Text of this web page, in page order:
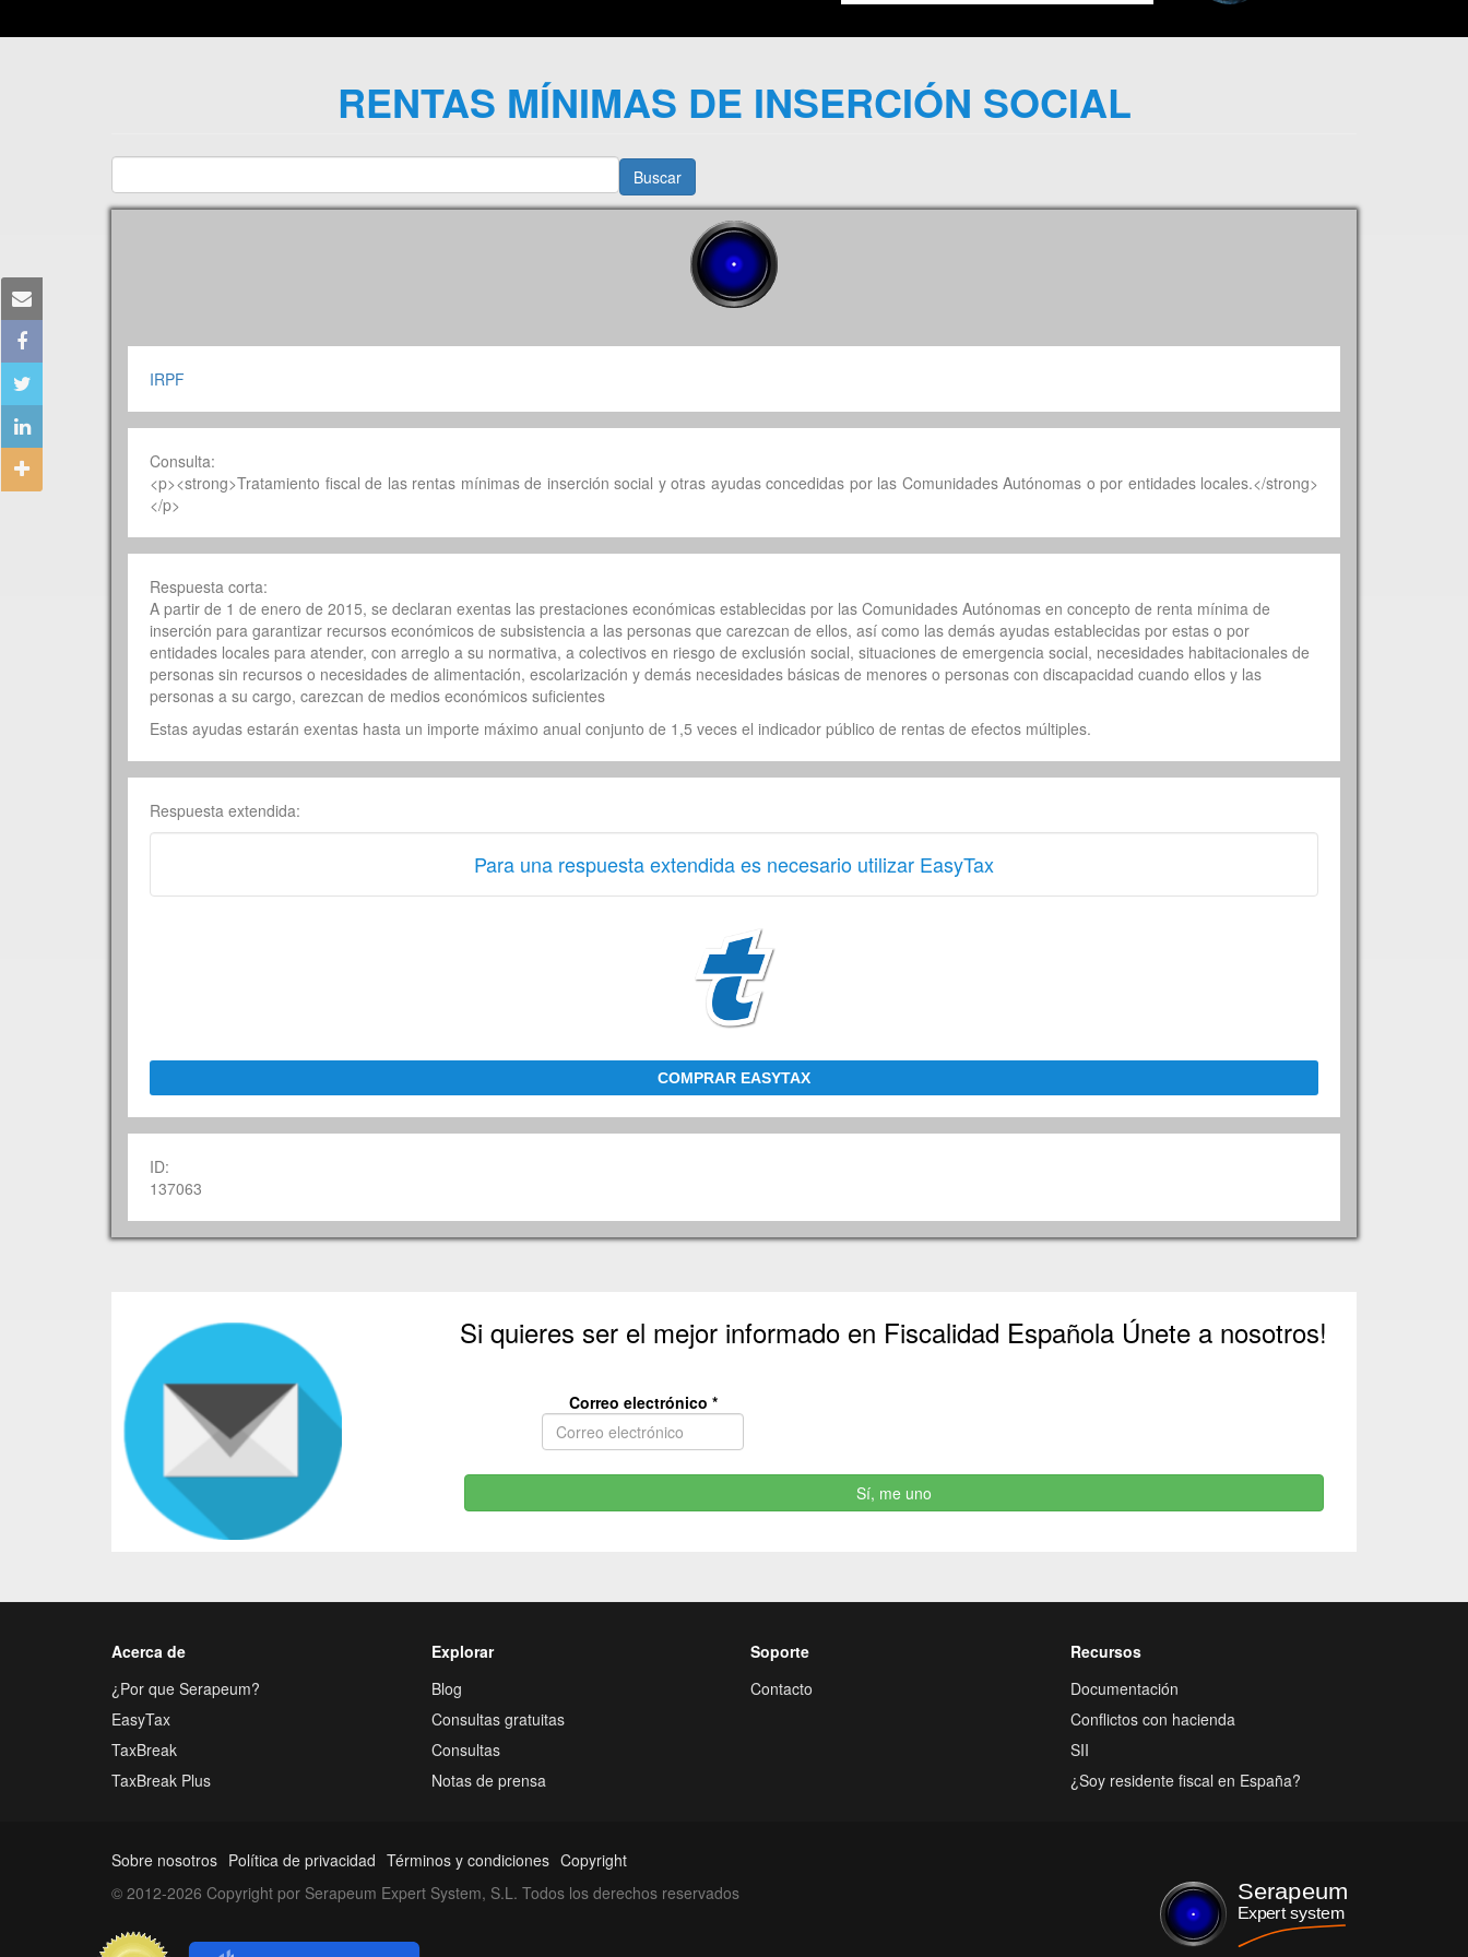
RENTAS MÍNIMAS DE INSERCIÓN SOCIAL
Buscar
IRPF
Consulta:
<p><strong>Tratamiento fiscal de las rentas mínimas de inserción social y otras ayudas concedidas por las Comunidades Autónomas o por entidades locales.</strong>
</p>
Respuesta corta:
A partir de 1 de enero de 2015, se declaran exentas las prestaciones económicas establecidas por las Comunidades Autónomas en concepto de renta mínima de
inserción para garantizar recursos económicos de subsistencia a las personas que carezcan de ellos, así como las demás ayudas establecidas por estas o por
entidades locales para atender, con arreglo a su normativa, a colectivos en riesgo de exclusión social, situaciones de emergencia social, necesidades habitacionales de
personas sin recursos o necesidades de alimentación, escolarización y demás necesidades básicas de menores o personas con discapacidad cuando ellos y las
personas a su cargo, carezcan de medios económicos suficientes
Estas ayudas estarán exentas hasta un importe máximo anual conjunto de 1,5 veces el indicador público de rentas de efectos múltiples.
Respuesta extendida:
Para una respuesta extendida es necesario utilizar EasyTax
COMPRAR EASYTAX
ID:
137063
Si quieres ser el mejor informado en Fiscalidad Española Únete a nosotros!
Correo electrónico *
Sí, me uno
Acerca de
¿Por que Serapeum?
EasyTax
TaxBreak
TaxBreak Plus
Explorar
Blog
Consultas gratuitas
Consultas
Notas de prensa
Soporte
Contacto
Recursos
Documentación
Conflictos con hacienda
SII
¿Soy residente fiscal en España?
Sobre nosotros Política de privacidad Términos y condiciones Copyright
© 2012-2026 Copyright por Serapeum Expert System, S.L. Todos los derechos reservados